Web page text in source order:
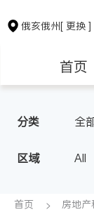
俄亥俄州[ 更换 ]
首页
保险理财
建筑装
分类 全
区域 All
首页 房地产